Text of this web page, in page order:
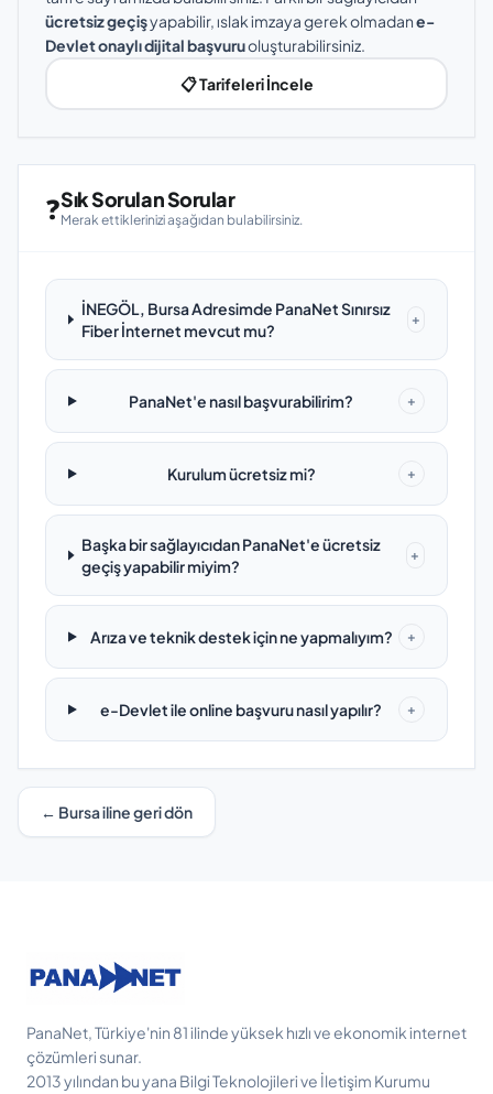
ücretsiz geçişyapabilir, ıslak imzaya gerek olmadane-
Devlet onaylı dijital başvuruoluşturabilirsiniz.
📋 Tarifeleri İncele
❓Sık Sorulan Sorular
Merak ettiklerinizi aşağıdan bulabilirsiniz.
İNEGÖL, Bursa Adresimde PanaNet Sınırsız
Fiber İnternet mevcut mu?
+
PanaNet'e nasıl başvurabilirim? +
Kurulum ücretsiz mi? +
Başka bir sağlayıcıdan PanaNet'e ücretsiz
geçiş yapabilir miyim?
+
Arıza ve teknik destek için ne yapmalıyım? +
e-Devlet ile online başvuru nasıl yapılır? +
← Bursa iline geri dön
PanaNet, Türkiye'nin 81 ilinde yüksek hızlı ve ekonomik internet
çözümleri sunar.
2013 yılından bu yana Bilgi Teknolojileri ve İletişim Kurumu